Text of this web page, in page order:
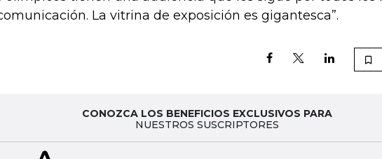
La vitrina de exposición es gigantesca”.
CONOZCA LOS BENEFICIOS EXCLUSIVOS PARA
NUESTROS SUSCRIPTORES